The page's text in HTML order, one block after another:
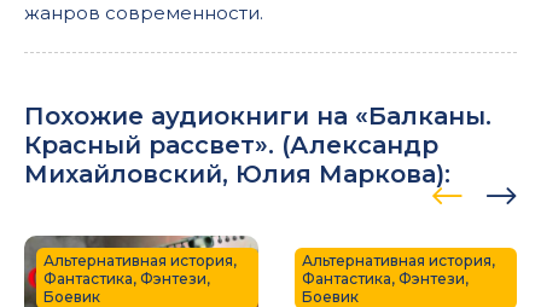
жанров современности.
Похожие аудиокниги на «Балканы.
Красный рассвет». (Александр
Михайловский, Юлия Маркова):
Альтернативная история,
Фантастика, Фэнтези,
Боевик
Альтернативная история,
Фантастика, Фэнтези,
Боевик